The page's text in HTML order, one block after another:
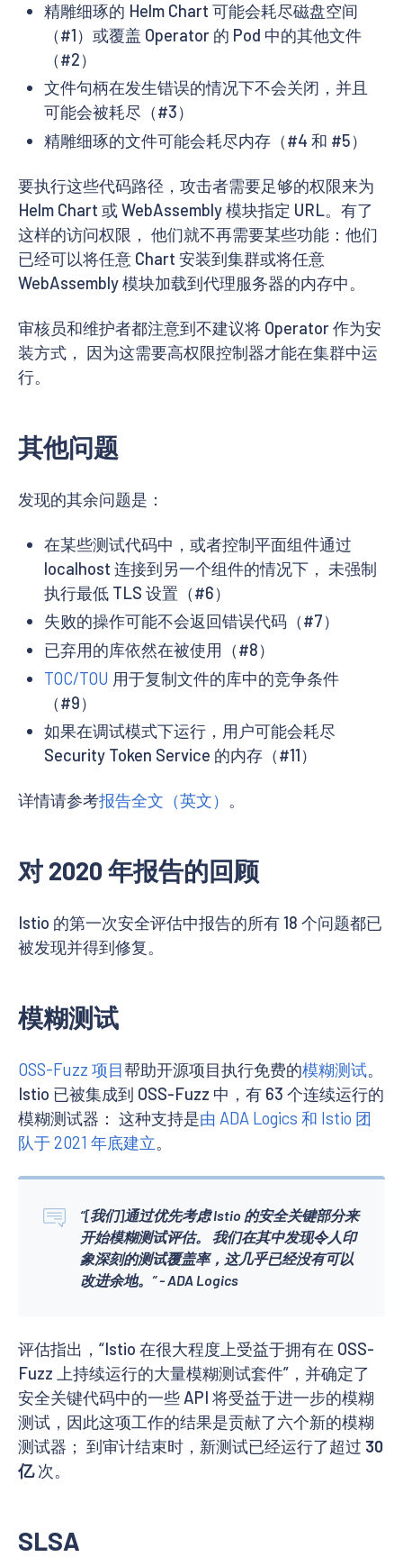
精雕细琢的 Helm Chart 可能会耗尽磁盘空间
（#1）或覆盖 Operator 的 Pod 中的其他文件
（#2）
文件句柄在发生错误的情况下不会关闭，并且
可能会被耗尽（#3）
精雕细琢的文件可能会耗尽内存（#4 和 #5）
要执行这些代码路径，攻击者需要足够的权限来为
Helm Chart 或 WebAssembly 模块指定 URL。有了
这样的访问权限， 他们就不再需要某些功能：他们
已经可以将任意 Chart 安装到集群或将任意
WebAssembly 模块加载到代理服务器的内存中。
审核员和维护者都注意到不建议将 Operator 作为安
装方式， 因为这需要高权限控制器才能在集群中运
行。
其他问题
发现的其余问题是：
在某些测试代码中，或者控制平面组件通过
localhost 连接到另一个组件的情况下， 未强制
执行最低 TLS 设置（#6）
失败的操作可能不会返回错误代码（#7）
已弃用的库依然在被使用（#8）
TOC/TOU 用于复制文件的库中的竞争条件
（#9）
如果在调试模式下运行，用户可能会耗尽
Security Token Service 的内存（#11）
详情请参考报告全文（英文） 。
对 2020 年报告的回顾
Istio 的第一次安全评估中报告的所有 18 个问题都已
被发现并得到修复。
模糊测试
OSS-Fuzz 项目帮助开源项目执行免费的模糊测试。
Istio 已被集成到 OSS-Fuzz 中，有 63 个连续运行的
模糊测试器： 这种支持是由 ADA Logics 和 Istio 团
队于 2021 年底建立。
“[我们]通过优先考虑 Istio 的安全关键部分来
开始模糊测试评估。 我们在其中发现令人印
象深刻的测试覆盖率，这几乎已经没有可以
改进余地。” - ADA Logics
评估指出，“Istio 在很大程度上受益于拥有在 OSS-
Fuzz 上持续运行的大量模糊测试套件”，并确定了
安全关键代码中的一些 API 将受益于进一步的模糊
测试，因此这项工作的结果是贡献了六个新的模糊
测试器； 到审计结束时，新测试已经运行了超过 30
亿次。
SLSA